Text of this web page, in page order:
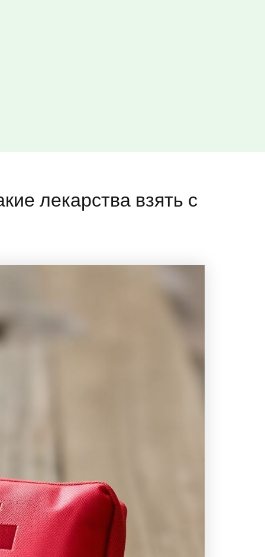
лекарства взять с